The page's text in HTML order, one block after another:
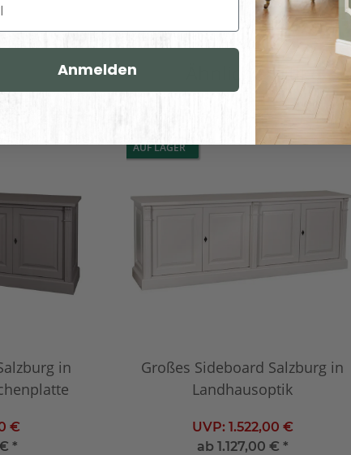
in
€
*
AUF LAGER
Großes Sideboard Salzburg in
Landhausoptik
UVP: 1.522,00 €
ab 1.127,00 € *
Anmelden